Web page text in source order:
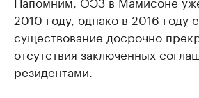
2010 году, однако в 2016 году
существование досрочно
отсутствия заключенных
резидентами.